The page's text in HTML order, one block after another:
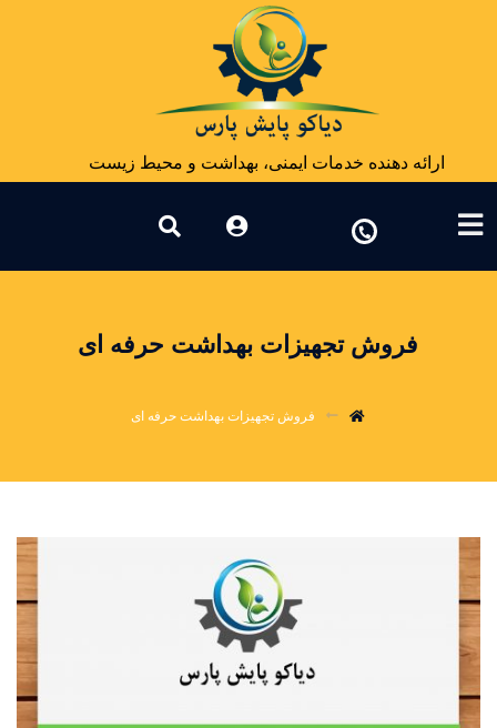
ارائه دهنده خدمات ایمنی، بهداشت و محیط زیست
فروش تجهیزات بهداشت حرفه ای
فروش تجهیزات بهداشت حرفه ای